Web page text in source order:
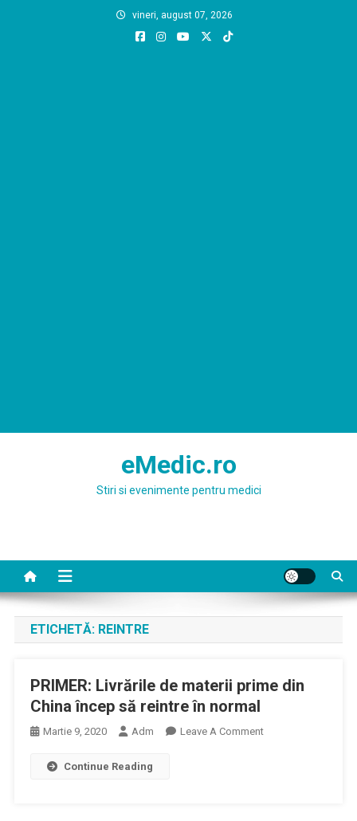
vineri, august 07, 2026
eMedic.ro
Stiri si evenimente pentru medici
ETICHETĂ: REINTRE
PRIMER: Livrările de materii prime din
China încep să reintre în normal
Martie 9, 2020 Adm Leave A CommentOn
Continue Reading